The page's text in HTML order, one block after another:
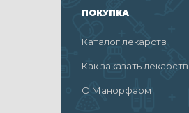
ПОКУПКА
Каталог лекарств
Как заказать
О Манорфарм